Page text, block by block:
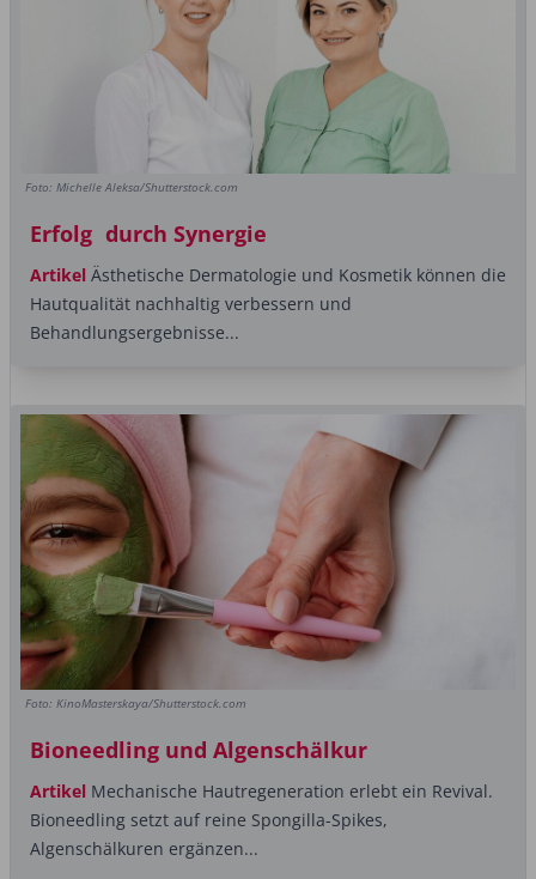
Foto: Michelle Aleksa/Shutterstock.com
Erfolg durch Synergie
Artikel Ästhetische Dermatologie und Kosmetik können die
Hautqualität nachhaltig verbessern und
Behandlungsergebnisse...
Foto: KinoMasterskaya/Shutterstock.com
Bioneedling und Algenschälkur
Artikel Mechanische Hautregeneration erlebt ein Revival.
Bioneedling setzt auf reine Spongilla-Spikes,
Algenschälkuren ergänzen...